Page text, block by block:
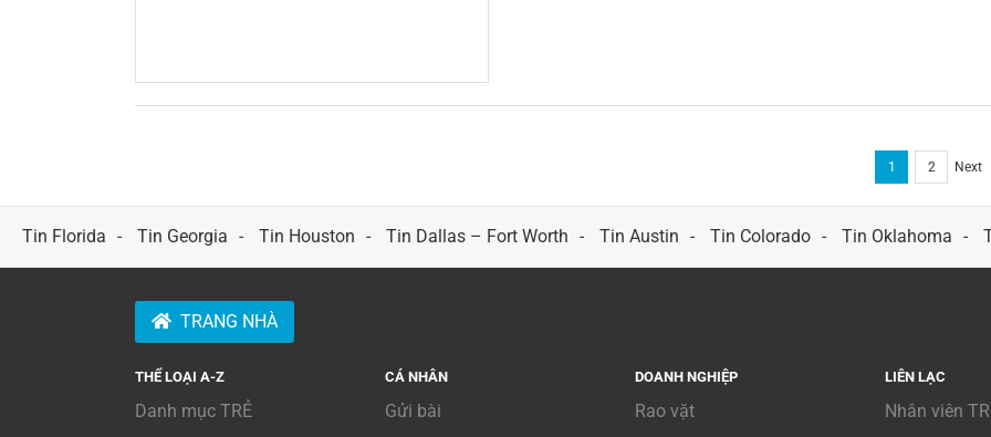
1 2 Next
Tin Florida Tin Georgia Tin Houston Tin Dallas – Fort Worth Tin Austin Tin Colorado Tin Oklahoma
TRANG NHÀ
THỂ LOẠI A-Z
Danh mục TRẺ
CÁ NHÂN
Gửi bài
DOANH NGHIỆP
Rao vặt
LIÊN LẠC
Nhân viên